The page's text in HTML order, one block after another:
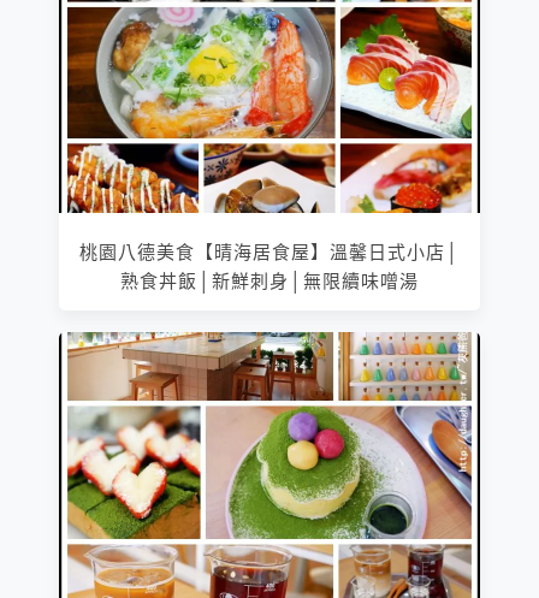
桃園八德美食【晴海居食屋】溫馨日式小店│
熟食丼飯│新鮮刺身│無限續味噌湯